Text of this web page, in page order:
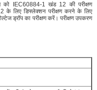
को IEC60884-1 खंड 12 की परीक्षण
के लिए डिफ्लेक्शन परीक्षण करने के लिए
ड्रॉप का परीक्षण करें। परीक्षण उपकरण